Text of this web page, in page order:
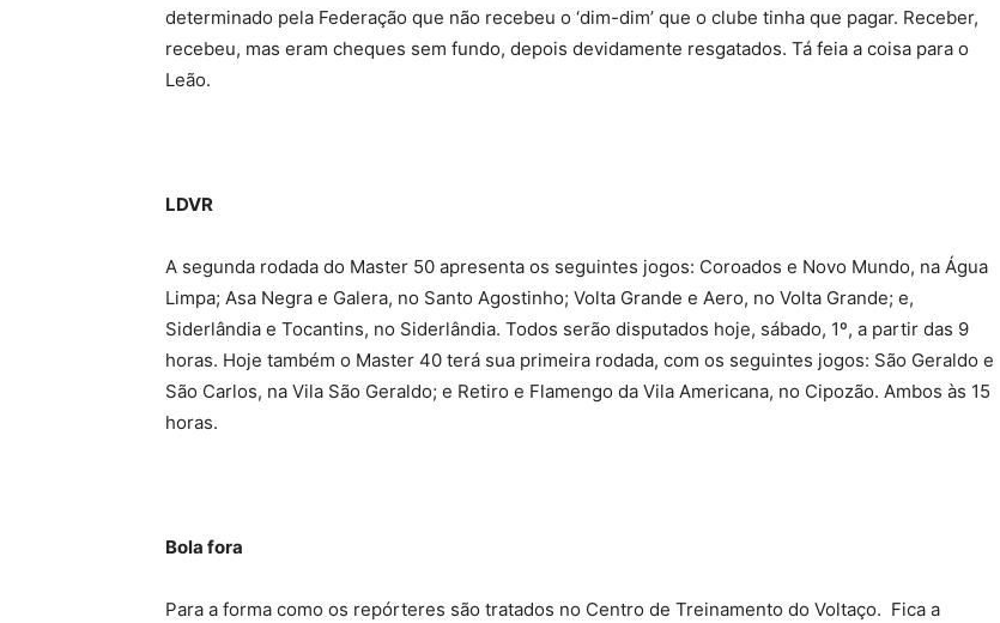
determinado pela Federação que não recebeu o ‘dim-dim’ que o clube tinha que pagar. Receber,
recebeu, mas eram cheques sem fundo, depois devidamente resgatados. Tá feia a coisa para o
Leão.
LDVR
A segunda rodada do Master 50 apresenta os seguintes jogos: Coroados e Novo Mundo, na Água
Limpa; Asa Negra e Galera, no Santo Agostinho; Volta Grande e Aero, no Volta Grande; e,
Siderlândia e Tocantins, no Siderlândia. Todos serão disputados hoje, sábado, 1º, a partir das 9
horas. Hoje também o Master 40 terá sua primeira rodada, com os seguintes jogos: São Geraldo e
São Carlos, na Vila São Geraldo; e Retiro e Flamengo da Vila Americana, no Cipozão. Ambos às 15
horas.
Bola fora
Para a forma como os repórteres são tratados no Centro de Treinamento do Voltaço. Fica a